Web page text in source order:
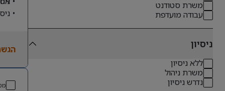
משרת סטודנט
עבודה מועדפת
ניסיון
ללא ניסיון
משרת ניהול
נדרש ניסיון
•
•